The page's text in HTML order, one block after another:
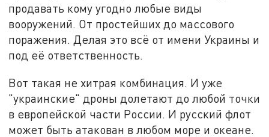
продавать кому угодно любые виды
вооружений. От простейших до массового
поражения. Делая это всё от имени Украины и
под её ответственность.
Вот такая не хитрая комбинация. И уже
"украинские" дроны долетают до любой точки
в европейской части России. И русский флот
может быть атакован в любом море и океане.